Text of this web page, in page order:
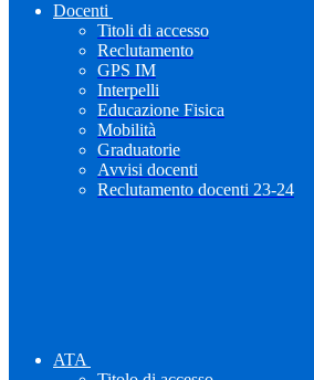
Docenti
Titoli di accesso
Reclutamento
GPS IM
Interpelli
Educazione Fisica
Mobilità
Graduatorie
Avvisi docenti
Reclutamento docenti 23-24
ATA